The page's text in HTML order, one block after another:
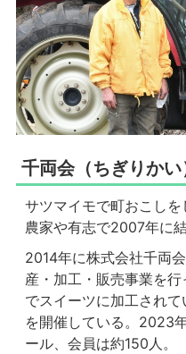
千両会（ちぎりかい
サツマイモで町おこし
農家や有志で2007年に結
2014年に株式会社千両
産・加工・販売事業を
でスイーツに加工され
を開催している。2023
ール、会員は約150人。